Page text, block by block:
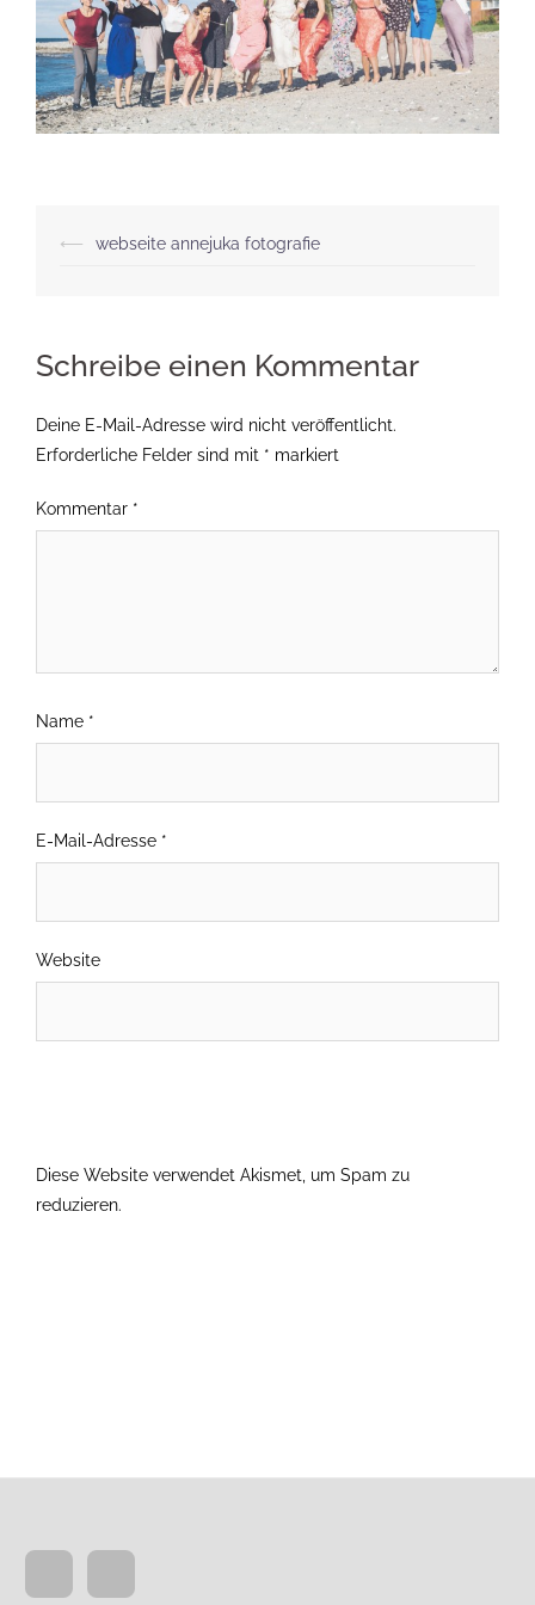
Beitragsnavigation
⟵ webseite annejuka fotografie
Schreibe einen Kommentar
Deine E-Mail-Adresse wird nicht veröffentlicht.
Erforderliche Felder sind mit * markiert
Kommentar *
Name *
E-Mail-Adresse *
Website
Diese Website verwendet Akismet, um Spam zu
reduzieren.